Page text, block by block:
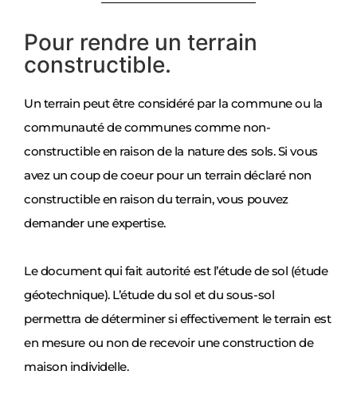
Pour rendre un terrain
constructible.
Un terrain peut être considéré par la commune ou la
communauté de communes comme non-
constructible en raison de la nature des sols. Si vous
avez un coup de coeur pour un terrain déclaré non
constructible en raison du terrain, vous pouvez
demander une expertise.
Le document qui fait autorité est l’étude de sol (étude
géotechnique). L’étude du sol et du sous-sol
permettra de déterminer si effectivement le terrain est
en mesure ou non de recevoir une construction de
maison individelle.